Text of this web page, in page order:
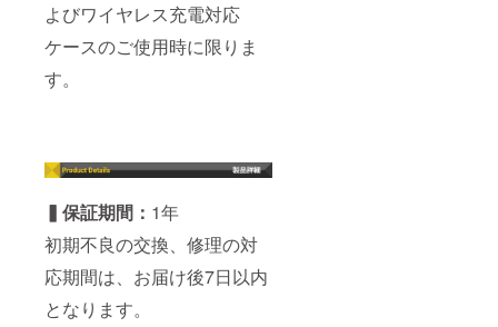
よびワイヤレス充電対応
ケースのご使用時に限りま
す。
▍保証期間： 1年
初期不良の交換、修理の対
応期間は、お届け後7日以内
となります。